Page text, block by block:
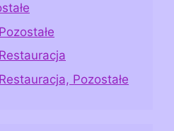
Pozostałe